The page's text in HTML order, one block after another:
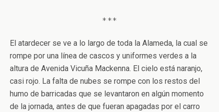
***
El atardecer se ve a lo largo de toda la Alameda, la cual se
rompe por una línea de cascos y uniformes verdes a la
altura de Avenida Vicuña Mackenna. El cielo está naranjo,
casi rojo. La falta de nubes se rompe con los restos del
humo de barricadas que se levantaron en algún momento
de la jornada, antes de que fueran apagadas por el carro